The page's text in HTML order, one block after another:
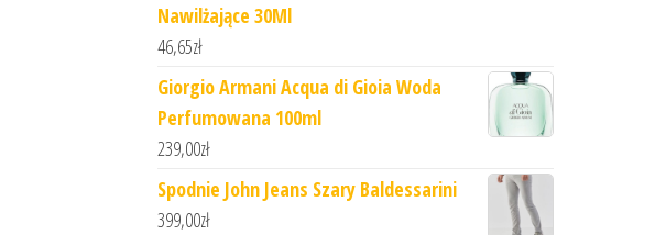
Nawilżające 30Ml
46,65zł
Giorgio Armani Acqua di Gioia Woda
Perfumowana 100ml
239,00zł
Spodnie John Jeans Szary Baldessarini
399,00zł